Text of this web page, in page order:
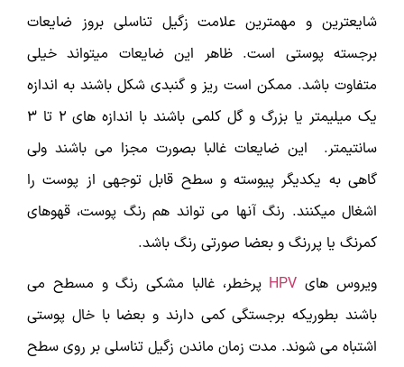
شایع­ترین و مهم­ترین علامت زگیل تناسلی بروز ضایعات
برجسته پوستی است. ظاهر این ضایعات می­تواند خیلی
متفاوت باشد. ممکن است ریز و گنبدی شکل باشند به اندازه
یک میلی­متر یا بزرگ و گل کلمی باشند با اندازه­ های 2 تا 3
سانتیمتر. این ضایعات غالبا بصورت مجزا می باشند ولی
گاهی به یکدیگر پیوسته و سطح قابل توجهی از پوست را
اشغال می­کنند. رنگ آن­ها می تواند هم رنگ پوست، قهوه­ای
کمرنگ یا پررنگ و بعضا صورتی رنگ باشد.
ویروس های HPV پرخطر، غالبا مشکی رنگ و مسطح می
باشند بطوری­که برجستگی کمی دارند و بعضا با خال پوستی
اشتباه می شوند. مدت زمان ماندن زگیل تناسلی بر روی سطح